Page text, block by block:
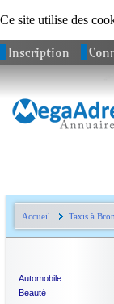
Ce site utilise des
Inscription
Accueil Taxis à Bron
Automobile
Beauté